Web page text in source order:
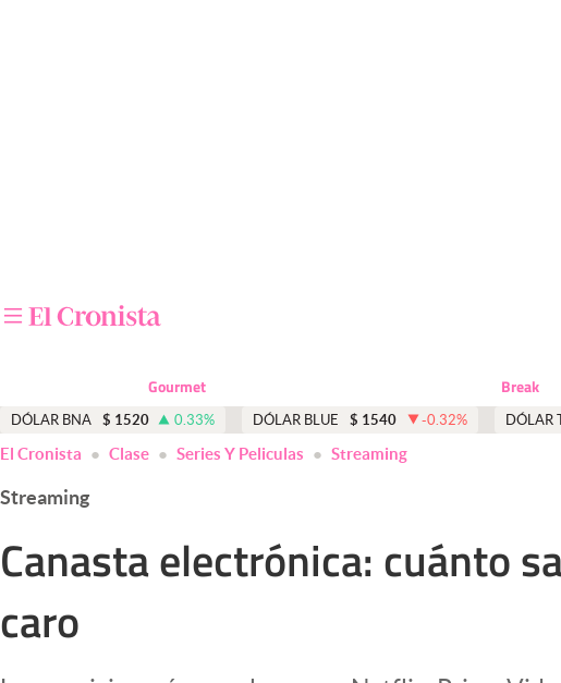
Otras secciones
Apertura
Infotechnology
Clima
Mundial 2026
Gourmet Break
DÓLAR BNA $ 1520 0.33% DÓLAR BLUE $ 1540 -0.32% DÓLAR
El Cronista Clase Series Y Peliculas Streaming
Streaming
Canasta electrónica: cuánto
caro